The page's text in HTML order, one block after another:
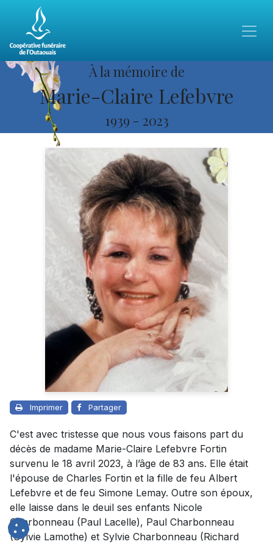
À la mémoire de
Marie-Claire Lefebvre
1939 - 2023
Imprimer Partager
C'est avec tristesse que nous vous faisons part du
décès de madame Marie-Claire Lefebvre Fortin
survenu le 18 avril 2023, à l’âge de 83 ans. Elle était
l'épouse de Charles Fortin et la fille de feu Albert
Lefebvre et de feu Simone Lemay. Outre son époux,
elle laisse dans le deuil ses enfants Nicole
Charbonneau (Paul Lacelle), Paul Charbonneau
(Sylvie Lamothe) et Sylvie Charbonneau (Richard